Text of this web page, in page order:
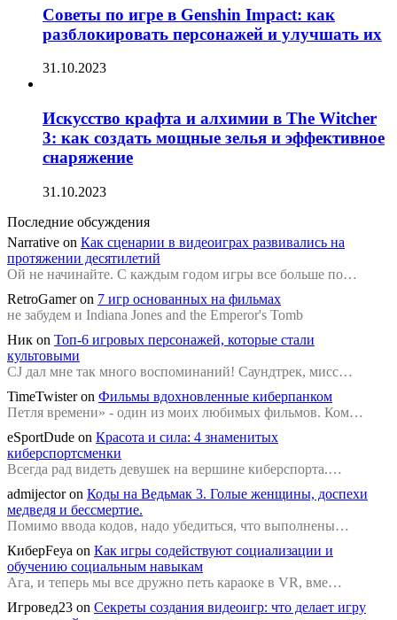
Советы по игре в Genshin Impact: как
разблокировать персонажей и улучшать их
31.10.2023
Искусство крафта и алхимии в The Witcher
3: как создать мощные зелья и эффективное
снаряжение
31.10.2023
Последние обсуждения
Narrative on Как сценарии в видеоиграх развивались на
протяжении десятилетий
Ой не начинайте. С каждым годом игры все больше по…
RetroGamer on 7 игр основанных на фильмах
не забудем и Indiana Jones and the Emperor's Tomb
Ник on Топ-6 игровых персонажей, которые стали
культовыми
CJ дал мне так много воспоминаний! Саундтрек, мисс…
TimeTwister on Фильмы вдохновленные киберпанком
Петля времени» - один из моих любимых фильмов. Ком…
eSportDude on Красота и сила: 4 знаменитых
киберспортсменки
Всегда рад видеть девушек на вершине киберспорта.…
admijector on Коды на Ведьмак 3. Голые женщины, доспехи
медведя и бессмертие.
Помимо ввода кодов, надо убедиться, что выполнены…
КиберFeya on Как игры содействуют социализации и
обучению социальным навыкам
Ага, и теперь мы все дружно петь караоке в VR, вме…
Игровед23 on Секреты создания видеоигр: что делает игру